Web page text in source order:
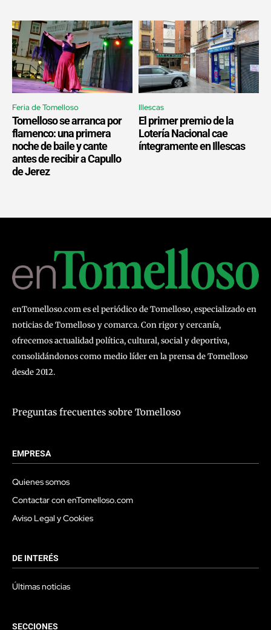
Feria de Tomelloso
Tomelloso se arranca por
flamenco: una primera
noche de baile y cante
antes de recibir a Capullo
de Jerez
Illescas
El primer premio de la
Lotería Nacional cae
íntegramente en Illescas
enTomelloso.com es el periódico de Tomelloso, especializado en
noticias de Tomelloso y comarca. Con rigor y cercanía,
ofrecemos actualidad política, cultural, social y deportiva,
consolidándonos como medio líder en la prensa de Tomelloso
desde 2012.
Preguntas frecuentes sobre Tomelloso
EMPRESA
Quienes somos
Contactar con enTomelloso.com
Aviso Legal y Cookies
DE INTERÉS
Últimas noticias
SECCIONES